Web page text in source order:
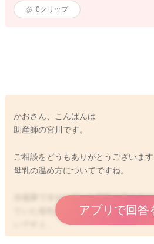
0クリップ
かおさん、こんばんは
助産師の宮川です。
ご相談をどうもありがとうございます
母乳の温め方についてですね。
冷蔵庫で冷やしていた母乳を温める
ていた母乳を40度以上にならないよ
哺乳瓶に入れて保存をされていたよ
アプリで回答